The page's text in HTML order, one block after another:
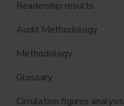
Readership results
Audit Methodology
Methodology
Glossary
Circulation figures analysis